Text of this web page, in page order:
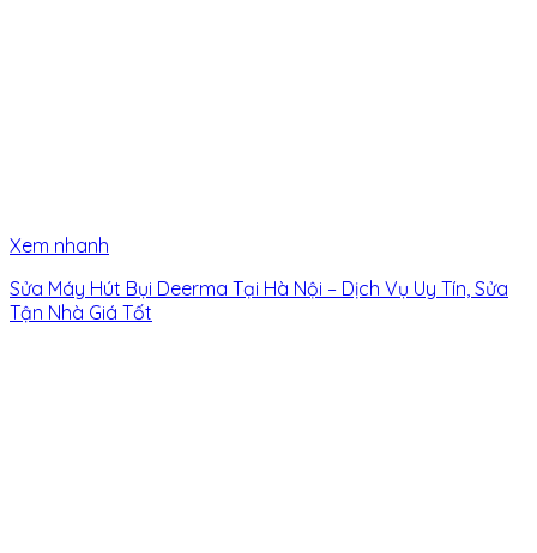
Xem nhanh
Sửa Máy Hút Bụi Deerma Tại Hà Nội – Dịch Vụ Uy Tín, Sửa
Tận Nhà Giá Tốt